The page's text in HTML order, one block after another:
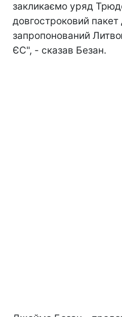
закликаємо уряд
довгостроковий пакет
запропонований
ЄС", - сказав Безан.